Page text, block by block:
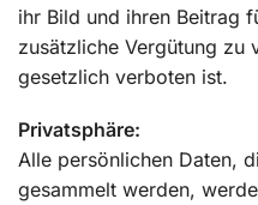
ihr Bild und ihren Beitrag
zusätzliche Vergütung zu
gesetzlich verboten ist.
Privatsphäre:
Alle persönlichen Daten,
gesammelt werden,